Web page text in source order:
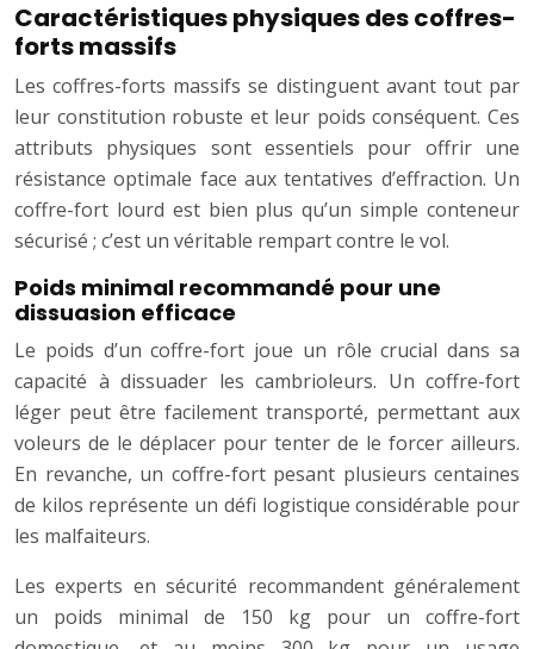
Caractéristiques physiques des coffres-
forts massifs
Les coffres-forts massifs se distinguent avant tout par
leur constitution robuste et leur poids conséquent. Ces
attributs physiques sont essentiels pour offrir une
résistance optimale face aux tentatives d’effraction. Un
coffre-fort lourd est bien plus qu’un simple conteneur
sécurisé ; c’est un véritable rempart contre le vol.
Poids minimal recommandé pour une
dissuasion efficace
Le poids d’un coffre-fort joue un rôle crucial dans sa
capacité à dissuader les cambrioleurs. Un coffre-fort
léger peut être facilement transporté, permettant aux
voleurs de le déplacer pour tenter de le forcer ailleurs.
En revanche, un coffre-fort pesant plusieurs centaines
de kilos représente un défi logistique considérable pour
les malfaiteurs.
Les experts en sécurité recommandent généralement
un poids minimal de 150 kg pour un coffre-fort